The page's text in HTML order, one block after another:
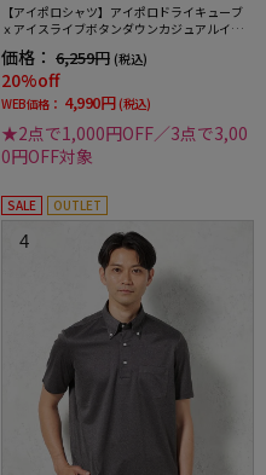
【アイポロシャツ】アイポロドライキューブ
ｘアイスライブボタンダウンカジュアルイン
夏
価格： 6,259円 (税込)
20%off
WEB価格： 4,990円 (税込)
★2点で1,000円OFF／3点で3,00
0円OFF対象
SALE OUTLET
4